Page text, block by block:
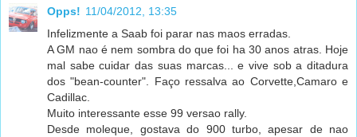
Opps! 11/04/2012, 13:35
Infelizmente a Saab foi parar nas maos erradas.
A GM nao é nem sombra do que foi ha 30 anos atras. Hoje
mal sabe cuidar das suas marcas... e vive sob a ditadura
dos "bean-counter". Faço ressalva ao Corvette,Camaro e
Cadillac.
Muito interessante esse 99 versao rally.
Desde moleque, gostava do 900 turbo, apesar de nao